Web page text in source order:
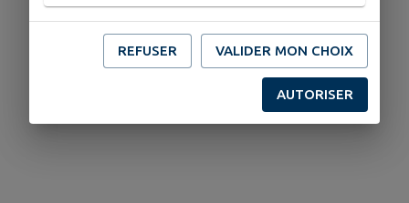
REFUSER VALIDER MON CHOIX
AUTORISER